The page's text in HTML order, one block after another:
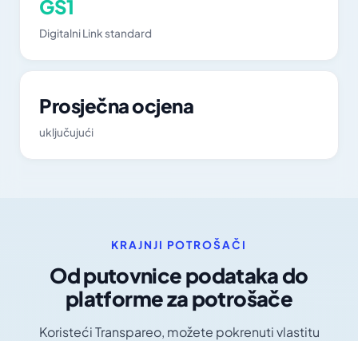
GS1
Digitalni Link standard
Prosječna ocjena
uključujući
KRAJNJI POTROŠAČI
Od putovnice podataka do
platforme za potrošače
Koristeći Transpareo, možete pokrenuti vlastitu